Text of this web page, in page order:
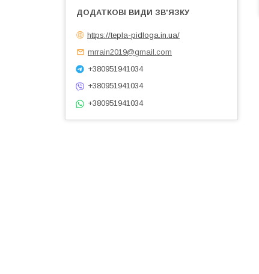
https://tepla-pidloga.in.ua/
mrrain2019@gmail.com
+380951941034
+380951941034
+380951941034